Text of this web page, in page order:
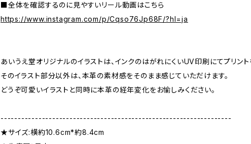
■全体を確認するのに見やすいリール動画はこちら
https://www.instagram.com/p/Cqso76Jp68F/?hl=ja
あいうえ堂オリジナルのイラストは、インクのはがれにくいUV印刷にてプリント
そのイラスト部分以外は、本革の素材感をそのまま感じていただけます。
どうぞ可愛いイラストと同時に本革の経年変化をお愉しみください。
-------------------------------------------------------------------
★サイズ:横約10.6cm*約8.4cm